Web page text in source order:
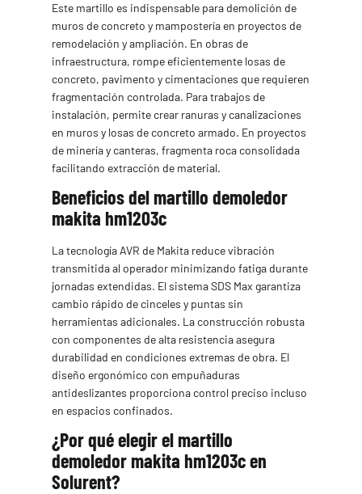
Este martillo es indispensable para demolición de
muros de concreto y mampostería en proyectos de
remodelación y ampliación. En obras de
infraestructura, rompe eficientemente losas de
concreto, pavimento y cimentaciones que requieren
fragmentación controlada. Para trabajos de
instalación, permite crear ranuras y canalizaciones
en muros y losas de concreto armado. En proyectos
de minería y canteras, fragmenta roca consolidada
facilitando extracción de material.
Beneficios del martillo demoledor
makita hm1203c
La tecnología AVR de Makita reduce vibración
transmitida al operador minimizando fatiga durante
jornadas extendidas. El sistema SDS Max garantiza
cambio rápido de cinceles y puntas sin
herramientas adicionales. La construcción robusta
con componentes de alta resistencia asegura
durabilidad en condiciones extremas de obra. El
diseño ergonómico con empuñaduras
antideslizantes proporciona control preciso incluso
en espacios confinados.
¿Por qué elegir el martillo
demoledor makita hm1203c en
Solurent?